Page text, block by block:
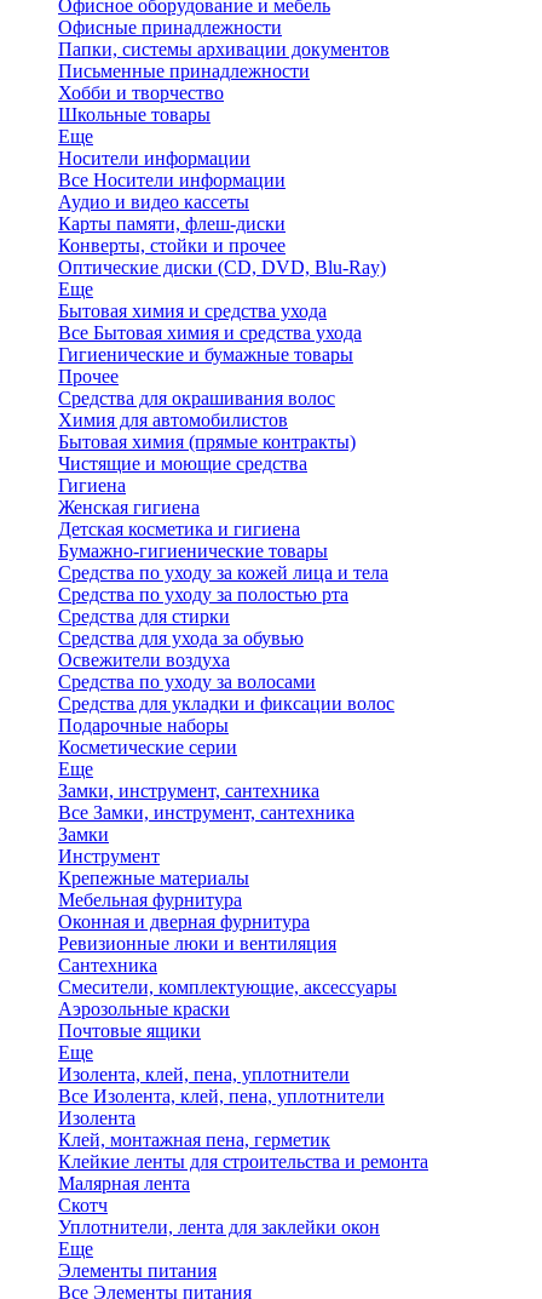
Офисное оборудование и мебель
Офисные принадлежности
Папки, системы архивации документов
Письменные принадлежности
Хобби и творчество
Школьные товары
Еще
Носители информации
Все Носители информации
Аудио и видео кассеты
Карты памяти, флеш-диски
Конверты, стойки и прочее
Оптические диски (CD, DVD, Blu-Ray)
Еще
Бытовая химия и средства ухода
Все Бытовая химия и средства ухода
Гигиенические и бумажные товары
Прочее
Средства для окрашивания волос
Химия для автомобилистов
Бытовая химия (прямые контракты)
Чистящие и моющие средства
Гигиена
Женская гигиена
Детская косметика и гигиена
Бумажно-гигиенические товары
Средства по уходу за кожей лица и тела
Средства по уходу за полостью рта
Средства для стирки
Средства для ухода за обувью
Освежители воздуха
Средства по уходу за волосами
Средства для укладки и фиксации волос
Подарочные наборы
Косметические серии
Еще
Замки, инструмент, сантехника
Все Замки, инструмент, сантехника
Замки
Инструмент
Крепежные материалы
Мебельная фурнитура
Оконная и дверная фурнитура
Ревизионные люки и вентиляция
Сантехника
Смесители, комплектующие, аксессуары
Аэрозольные краски
Почтовые ящики
Еще
Изолента, клей, пена, уплотнители
Все Изолента, клей, пена, уплотнители
Изолента
Клей, монтажная пена, герметик
Клейкие ленты для строительства и ремонта
Малярная лента
Скотч
Уплотнители, лента для заклейки окон
Еще
Элементы питания
Все Элементы питания